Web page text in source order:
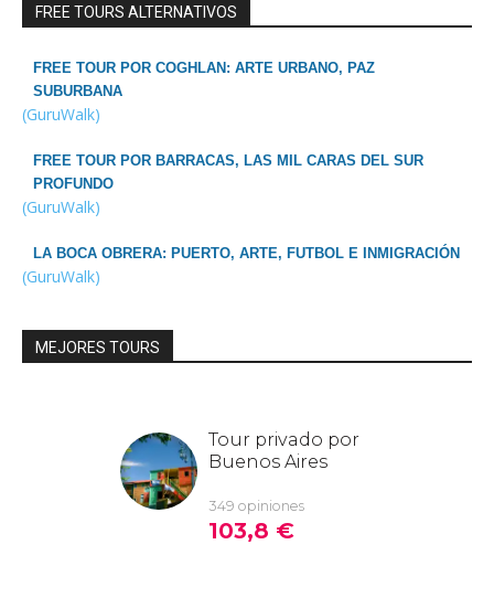
FREE TOURS ALTERNATIVOS
FREE TOUR POR COGHLAN: ARTE URBANO, PAZ
SUBURBANA
(GuruWalk)
FREE TOUR POR BARRACAS, LAS MIL CARAS DEL SUR
PROFUNDO
(GuruWalk)
LA BOCA OBRERA: PUERTO, ARTE, FUTBOL E INMIGRACIÓN
(GuruWalk)
MEJORES TOURS